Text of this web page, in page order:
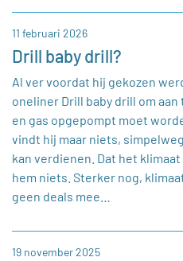
11 februari 2026
Drill baby drill?
Al ver voordat hij gekozen
oneliner Drill baby drill om
en gas opgepompt moet
vindt hij maar niets,
kan verdienen. Dat het
hem niets. Sterker nog,
geen deals mee…
19 november 2025